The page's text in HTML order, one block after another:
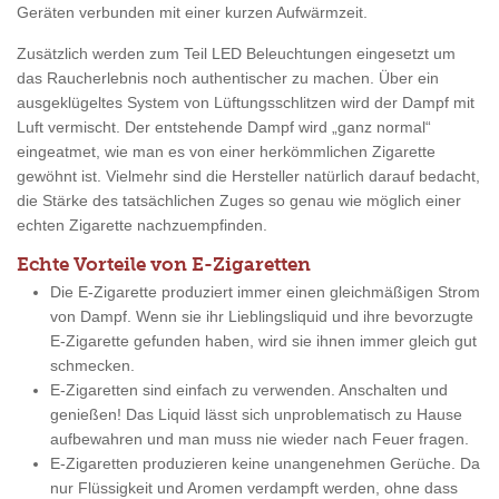
Geräten verbunden mit einer kurzen Aufwärmzeit.
Zusätzlich werden zum Teil LED Beleuchtungen eingesetzt um
das Raucherlebnis noch authentischer zu machen. Über ein
ausgeklügeltes System von Lüftungsschlitzen wird der Dampf mit
Luft vermischt. Der entstehende Dampf wird „ganz normal“
eingeatmet, wie man es von einer herkömmlichen Zigarette
gewöhnt ist. Vielmehr sind die Hersteller natürlich darauf bedacht,
die Stärke des tatsächlichen Zuges so genau wie möglich einer
echten Zigarette nachzuempfinden.
Echte Vorteile von E-Zigaretten
Die E-Zigarette produziert immer einen gleichmäßigen Strom
von Dampf. Wenn sie ihr Lieblingsliquid und ihre bevorzugte
E-Zigarette gefunden haben, wird sie ihnen immer gleich gut
schmecken.
E-Zigaretten sind einfach zu verwenden. Anschalten und
genießen! Das Liquid lässt sich unproblematisch zu Hause
aufbewahren und man muss nie wieder nach Feuer fragen.
E-Zigaretten produzieren keine unangenehmen Gerüche. Da
nur Flüssigkeit und Aromen verdampft werden, ohne dass